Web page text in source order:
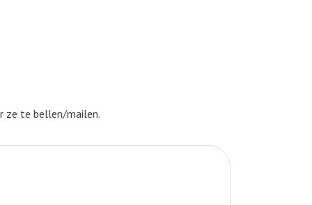
ze te bellen/mailen.